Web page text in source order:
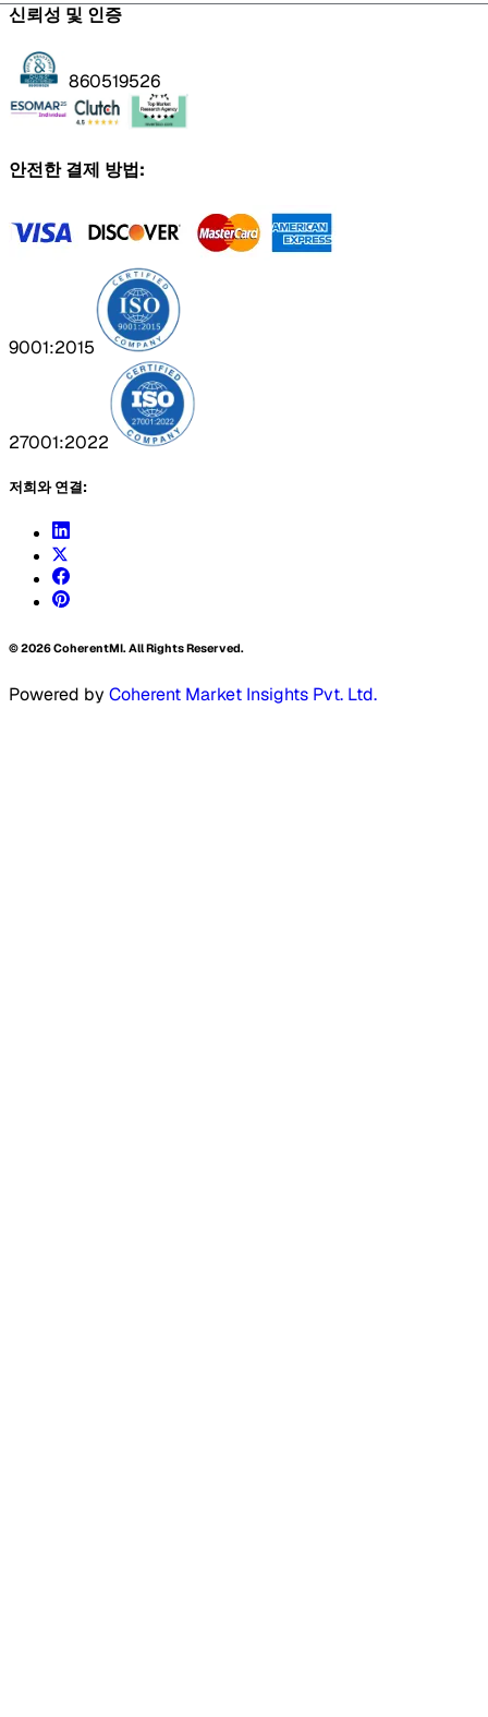
신뢰성 및 인증
860519526
안전한 결제 방법:
9001:2015
27001:2022
저희와 연결:
©2026CoherentMI. All Rights Reserved.
Powered by Coherent Market Insights Pvt. Ltd.